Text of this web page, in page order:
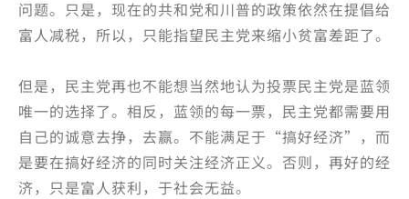
问题。只是，现在的共和党和川普的政策依然在提倡给
富人减税，所以，只能指望民主党来缩小贫富差距了。
但是，民主党再也不能想当然地认为投票民主党是蓝领
唯一的选择了。相反，蓝领的每一票，民主党都需要用
自己的诚意去挣，去赢。不能满足于“搞好经济”，而
是要在搞好经济的同时关注经济正义。否则，再好的经
济，只是富人获利，于社会无益。